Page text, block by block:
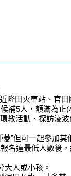
隆田火車站、官田
補5人，額滿為止
教活動、探訪淩
”但可一起參加
名達最低人數後
人或小孩。